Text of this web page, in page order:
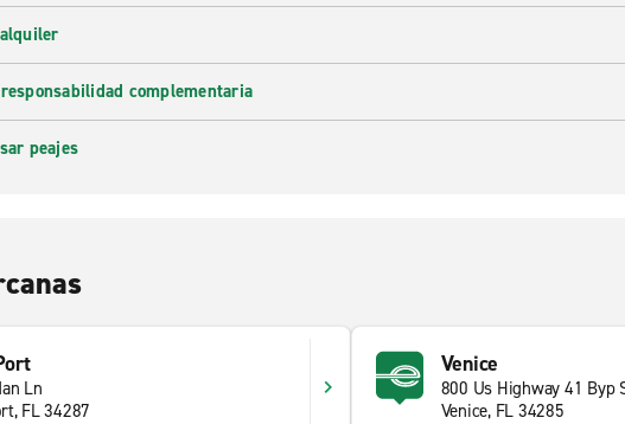
complementaria
peajes
Ln
FL 34287
Venice
800 Us Highway 41 Byp
Venice, FL 34285